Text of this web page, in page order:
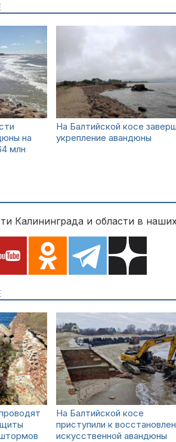
на
млн
На Балтийской косе
укрепление авандюны
Калининграда и области в
На Балтийской косе
приступили к
искусственной авандюны